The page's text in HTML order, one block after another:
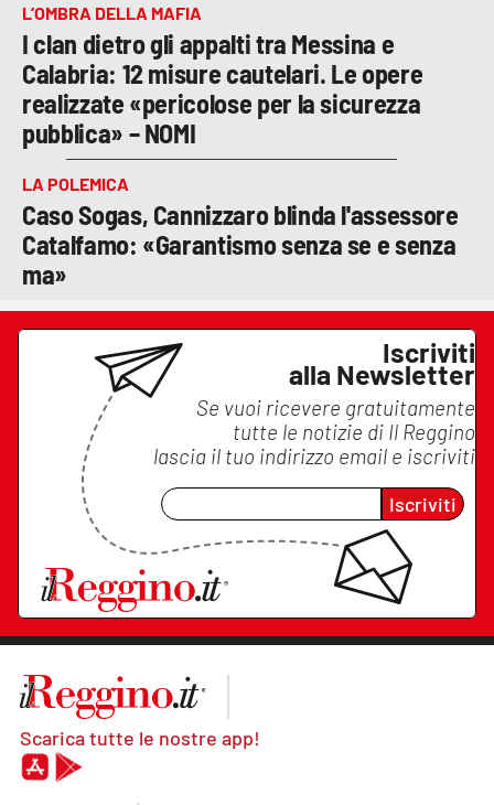
L’OMBRA DELLA MAFIA
I clan dietro gli appalti tra Messina e
Calabria: 12 misure cautelari. Le opere
realizzate «pericolose per la sicurezza
pubblica» – NOMI
LA POLEMICA
Caso Sogas, Cannizzaro blinda l'assessore
Catalfamo: «Garantismo senza se e senza
ma»
Iscriviti
alla Newsletter
Se vuoi ricevere gratuitamente
tutte le notizie di Il Reggino
lascia il tuo indirizzo email e iscriviti
Iscriviti
Scarica tutte le nostre app!